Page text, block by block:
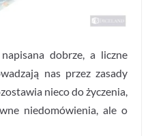
dobrze, a liczne
nas przez zasady
nieco do życzenia,
niedomówienia, ale o